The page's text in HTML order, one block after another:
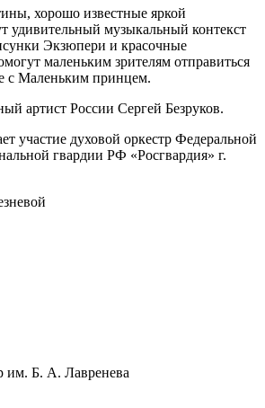
хорошо известные яркой
удивительный музыкальный контекст
Экзюпери и красочные
маленьким зрителям отправиться
с Маленьким принцем.
артист России Сергей Безруков.
участие духовой оркестр Федеральной
гвардии РФ «Росгвардия» г.
им. Б. А. Лавренева